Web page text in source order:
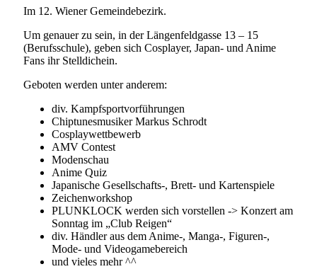
Im 12. Wiener Gemeindebezirk.
Um genauer zu sein, in der Längenfeldgasse 13 – 15
(Berufsschule), geben sich Cosplayer, Japan- und Anime
Fans ihr Stelldichein.
Geboten werden unter anderem:
div. Kampfsportvorführungen
Chiptunesmusiker Markus Schrodt
Cosplaywettbewerb
AMV Contest
Modenschau
Anime Quiz
Japanische Gesellschafts-, Brett- und Kartenspiele
Zeichenworkshop
PLUNKLOCK werden sich vorstellen -> Konzert am
Sonntag im „Club Reigen“
div. Händler aus dem Anime-, Manga-, Figuren-,
Mode- und Videogamebereich
und vieles mehr ^^